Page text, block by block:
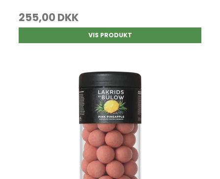
255,00 DKK
VIS PRODUKT